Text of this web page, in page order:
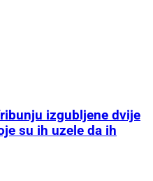
izgubljene dvije
su ih uzele da ih